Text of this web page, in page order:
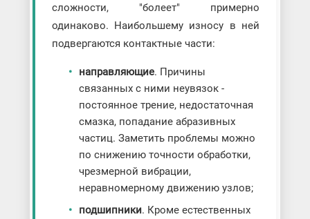
сложности, "болеет" примерно
одинаково. Наибольшему износу в ней
подвергаются контактные части:
направляющие. Причины
связанных с ними неувязок -
постоянное трение, недостаточная
смазка, попадание абразивных
частиц. Заметить проблемы можно
по снижению точности обработки,
чрезмерной вибрации,
неравномерному движению узлов;
подшипники. Кроме естественных